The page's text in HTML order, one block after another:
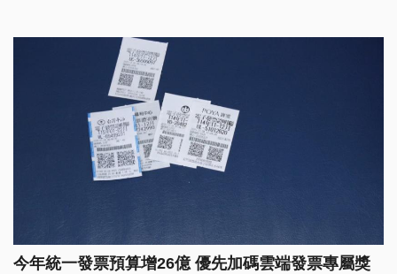
今年統一發票預算增26億 優先加碼雲端發票專屬獎